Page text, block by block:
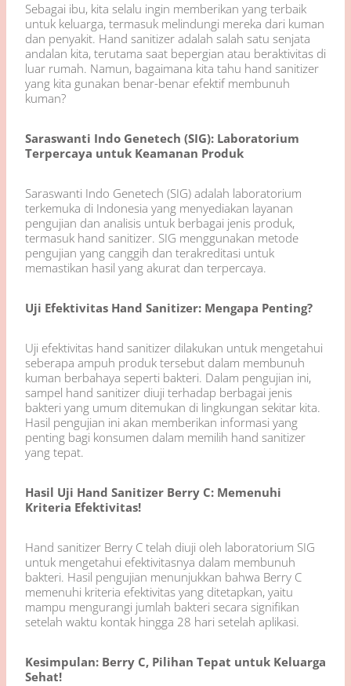
Sebagai ibu, kita selalu ingin memberikan yang terbaik
untuk keluarga, termasuk melindungi mereka dari kuman
dan penyakit. Hand sanitizer adalah salah satu senjata
andalan kita, terutama saat bepergian atau beraktivitas di
luar rumah. Namun, bagaimana kita tahu hand sanitizer
yang kita gunakan benar-benar efektif membunuh
kuman?
Saraswanti Indo Genetech (SIG): Laboratorium
Terpercaya untuk Keamanan Produk
Saraswanti Indo Genetech (SIG) adalah laboratorium
terkemuka di Indonesia yang menyediakan layanan
pengujian dan analisis untuk berbagai jenis produk,
termasuk hand sanitizer. SIG menggunakan metode
pengujian yang canggih dan terakreditasi untuk
memastikan hasil yang akurat dan terpercaya.
Uji Efektivitas Hand Sanitizer: Mengapa Penting?
Uji efektivitas hand sanitizer dilakukan untuk mengetahui
seberapa ampuh produk tersebut dalam membunuh
kuman berbahaya seperti bakteri. Dalam pengujian ini,
sampel hand sanitizer diuji terhadap berbagai jenis
bakteri yang umum ditemukan di lingkungan sekitar kita.
Hasil pengujian ini akan memberikan informasi yang
penting bagi konsumen dalam memilih hand sanitizer
yang tepat.
Hasil Uji Hand Sanitizer Berry C: Memenuhi
Kriteria Efektivitas!
Hand sanitizer Berry C telah diuji oleh laboratorium SIG
untuk mengetahui efektivitasnya dalam membunuh
bakteri. Hasil pengujian menunjukkan bahwa Berry C
memenuhi kriteria efektivitas yang ditetapkan, yaitu
mampu mengurangi jumlah bakteri secara signifikan
setelah waktu kontak hingga 28 hari setelah aplikasi.
Kesimpulan: Berry C, Pilihan Tepat untuk Keluarga
Sehat!